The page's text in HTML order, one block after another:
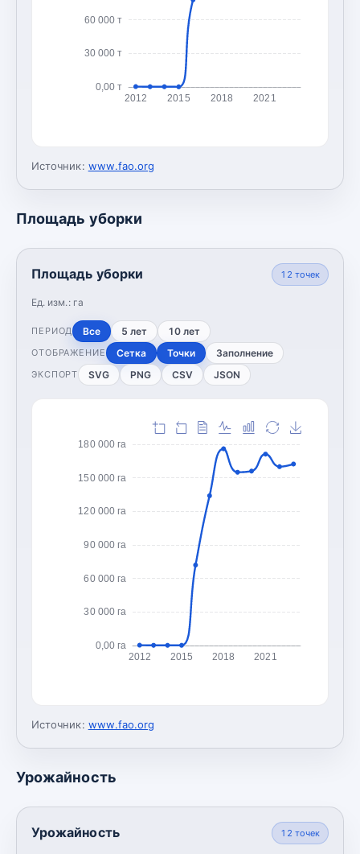
0,00 т
30 000 т
60 000 т
2012 2015 2018 2021
Источник: www.fao.org
Площадь уборки
Площадь уборки
Ед. изм.: га
12 точек
ПЕРИОД Все 5 лет 10 лет
ОТОБРАЖЕНИЕ Сетка Точки Заполнение
ЭКСПОРТ SVG PNG CSV JSON
0,00 га
30 000 га
60 000 га
90 000 га
120 000 га
150 000 га
180 000 га
2012 2015 2018 2021
Источник: www.fao.org
Урожайность
Урожайность 12 точек